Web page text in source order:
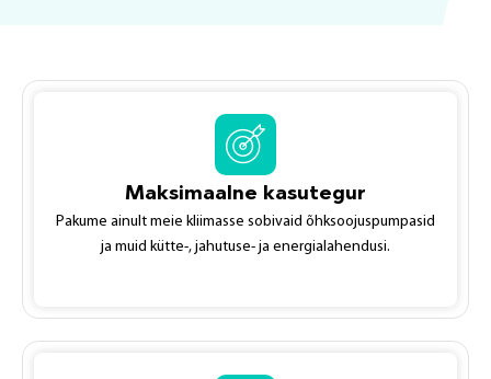
Maksimaalne kasutegur
Pakume ainult meie kliimasse sobivaid õhksoojuspumpasid
ja muid kütte-, jahutuse- ja energialahendusi.